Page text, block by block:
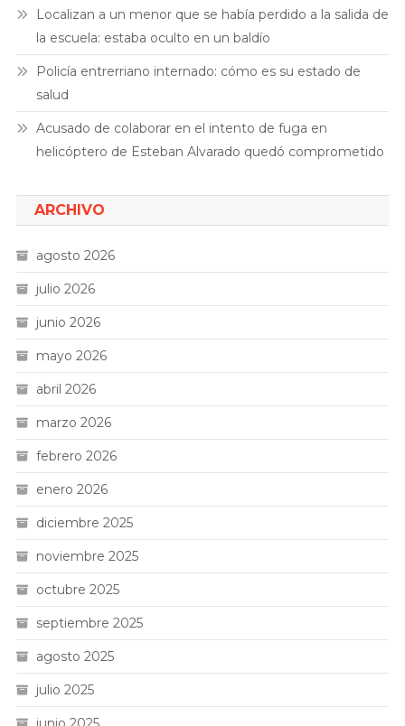
Localizan a un menor que se había perdido a la salida de
la escuela: estaba oculto en un baldío
Policía entrerriano internado: cómo es su estado de
salud
Acusado de colaborar en el intento de fuga en
helicóptero de Esteban Alvarado quedó comprometido
ARCHIVO
agosto 2026
julio 2026
junio 2026
mayo 2026
abril 2026
marzo 2026
febrero 2026
enero 2026
diciembre 2025
noviembre 2025
octubre 2025
septiembre 2025
agosto 2025
julio 2025